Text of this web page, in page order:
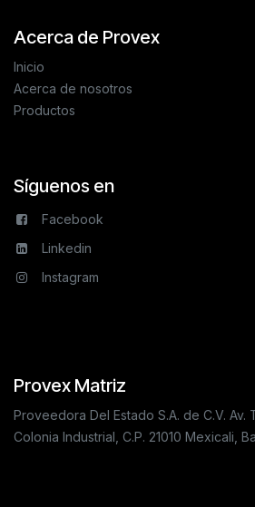
Acerca de Provex
Inicio
Acerca de nosotros
Productos
Síguenos en
Facebook
Linkedin
Instagram
Provex Matriz
Proveedora Del Estado S.A. de C.V. Av.
Colonia Industrial, C.P. 21010 Mexicali,